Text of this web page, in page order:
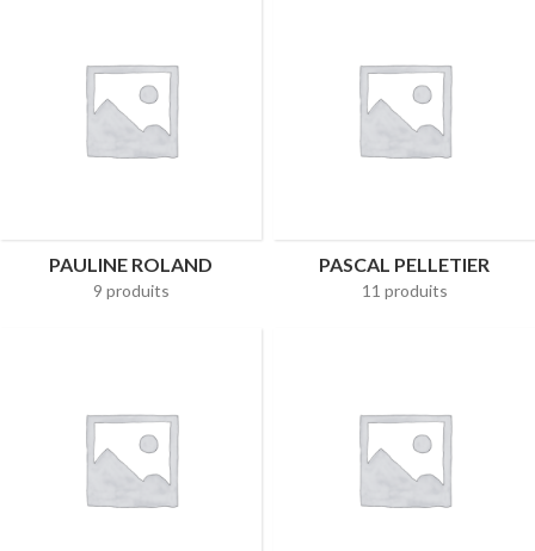
PAULINE ROLAND
9 produits
PASCAL PELLETIER
11 produits